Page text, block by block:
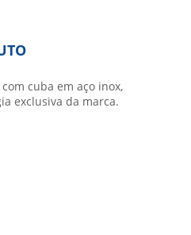
cuba em aço inox,
exclusiva da marca.